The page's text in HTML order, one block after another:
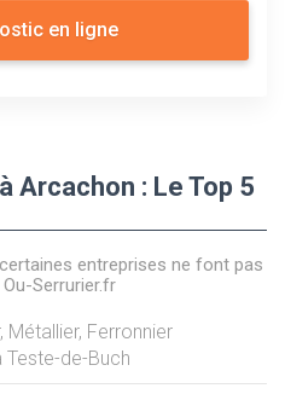
en ligne
Arcachon : Le Top 5
entreprises ne font pas
Serrurier.fr
Métallier, Ferronnier
Teste-de-Buch